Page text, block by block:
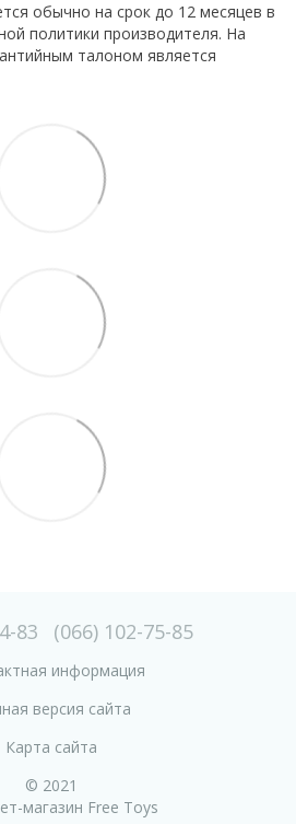
обычно на срок до 12 месяцев в
политики производителя. На
талоном является
83 (066) 102-75-85
информация
версия сайта
Карта сайта
© 2021
магазин Free Toys